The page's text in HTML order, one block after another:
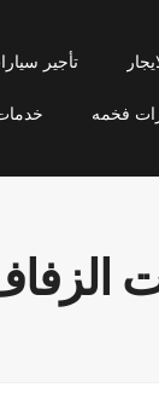
تأجير
فخمه